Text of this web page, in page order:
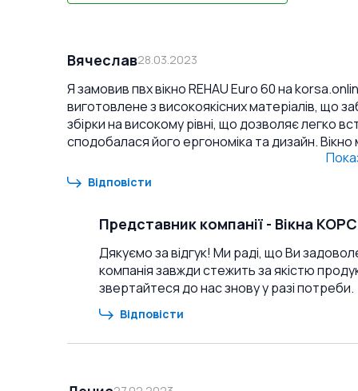
Вячеслав28.03.2023
Я замовив пвх вікно REHAU Euro 60 на
виготовлене з високоякісних матеріалів, що
збірки на високому рівні, що дозволяє легко
сподобалася його ергономіка та дизайн.
інтер'єр будинку. Крім того, воно добре зберігає
вікно всім, хто шукає якісний та надійний
задоволені своїм вибором, як і я.
Відповісти
Представник компанії - Вікна
Дякуємо за відгук! Ми раді, що Ви
компанія завжди стежить за якістю
звертайтеся до нас знову у разі потреби.
Відповісти